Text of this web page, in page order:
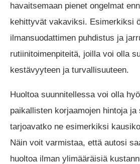
havaitsemaan pienet ongelmat
kehittyvät vakaviksi. Esimerkiksi
ilmansuodattimen puhdistus ja
rutiinitoimenpiteitä, joilla voi olla
kestävyyteen ja turvallisuuteen.
Huoltoa suunnitellessa voi olla
paikallisten korjaamojen hintoja ja
tarjoavatko ne esimerkiksi
Näin voit varmistaa, että autosi
huoltoa ilman ylimääräisiä